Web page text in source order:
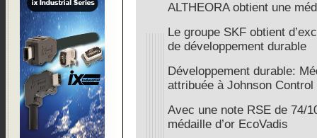
ALTHEORA obtient une
Le groupe SKF obtient
de développement durable
Développement durable:
attribuée à Johnson Control
Avec une note RSE de 74/
médaille d’or EcoVadis